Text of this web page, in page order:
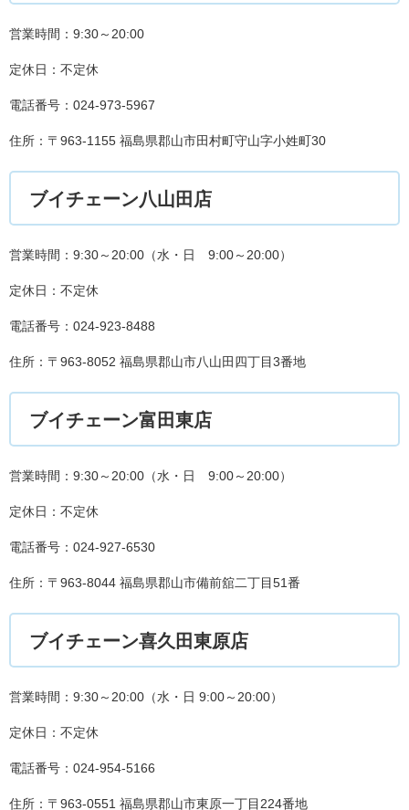
営業時間：9:30～20:00
定休日：不定休
電話番号：024-973-5967
住所：〒963-1155 福島県郡山市田村町守山字小姓町30
ブイチェーン八山田店
営業時間：9:30～20:00（水・日 9:00～20:00）
定休日：不定休
電話番号：024-923-8488
住所：〒963-8052 福島県郡山市八山田四丁目3番地
ブイチェーン富田東店
営業時間：9:30～20:00（水・日 9:00～20:00）
定休日：不定休
電話番号：024-927-6530
住所：〒963-8044 福島県郡山市備前舘二丁目51番
ブイチェーン喜久田東原店
営業時間：9:30～20:00（水・日 9:00～20:00）
定休日：不定休
電話番号：024-954-5166
住所：〒963-0551 福島県郡山市東原一丁目224番地